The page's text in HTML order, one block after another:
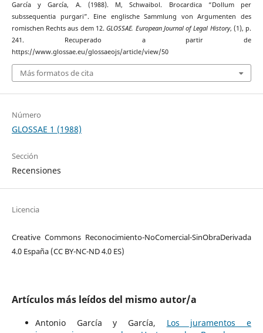
García y García, A. (1988). M, Schwaibol. Brocardica “Dollum per
subssequentia purgari”. Eine englische Sammlung von Argumenten des
romischen Rechts aus dem 12.GLOSSAE. European Journal of Legal History, (1), p.
241. Recuperado a partir de
https://www.glossae.eu/glossaeojs/article/view/50
Más formatos de cita
Número
GLOSSAE 1 (1988)
Sección
Recensiones
Licencia
Creative Commons Reconocimiento-NoComercial-SinObraDerivada
4.0 España (CC BY-NC-ND 4.0 ES)
Artículos más leídos del mismo autor/a
Antonio García y García, Los juramentos e